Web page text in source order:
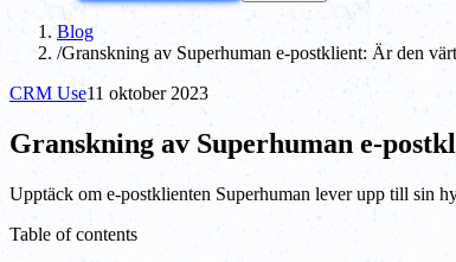
Blog
/Granskning av Superhuman e-postklient: Är den
CRM Use11 oktober 2023
Granskning av Superhuman e-
Upptäck om e-postklienten Superhuman lever upp till sin
Table of contents